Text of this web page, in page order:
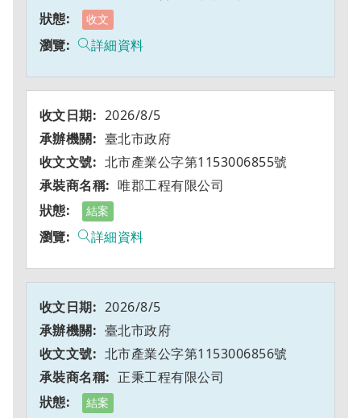
收文
詳細資料
2026/8/5
臺北市政府
北市產業公字第1153006855號
唯郡工程有限公司
結案
詳細資料
2026/8/5
臺北市政府
北市產業公字第1153006856號
正秉工程有限公司
結案